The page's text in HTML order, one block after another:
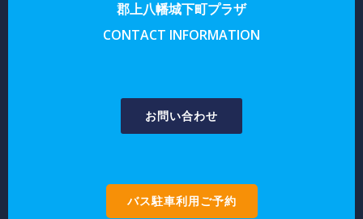
郡上八幡城下町プラザ
CONTACT INFORMATION
お問い合わせ
バス駐車利用ご予約